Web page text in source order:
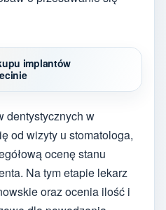
implantów
dentystycznych w
od wizyty u stomatologa,
ocenę stanu
Na tym etapie lekarz
oraz ocenia ilość i